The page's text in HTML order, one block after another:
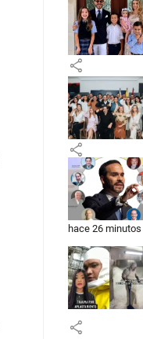
share
share
hace 26 minutos
share